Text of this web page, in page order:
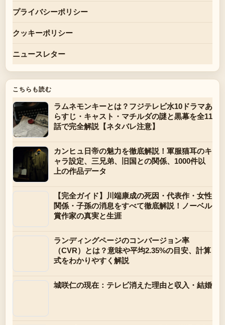
プライバシーポリシー
クッキーポリシー
ニュースレター
こちらも読む
ラムネモンキーとは？フジテレビ水10ドラマあ
らすじ・キャスト・マチルダの謎と黒幕を全11
話で完全解説【ネタバレ注意】
カンヒュ日帝の魅力を徹底解説！軍服猫耳のキ
ャラ設定、三兄弟、旧国との関係、1000件以
上の作品データ
【完全ガイド】川端康成の死因・代表作・女性
関係・子孫の消息をすべて徹底解説！ノーベル
賞作家の真実と生涯
ランディングページのコンバージョン率
（CVR）とは？意味や平均2.35%の目安、計算
式をわかりやすく解説
城咲仁の現在：テレビ消えた理由と収入・結婚